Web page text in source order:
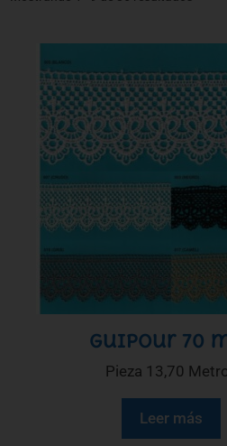
Guipour 70
Pieza 13,70
Leer más